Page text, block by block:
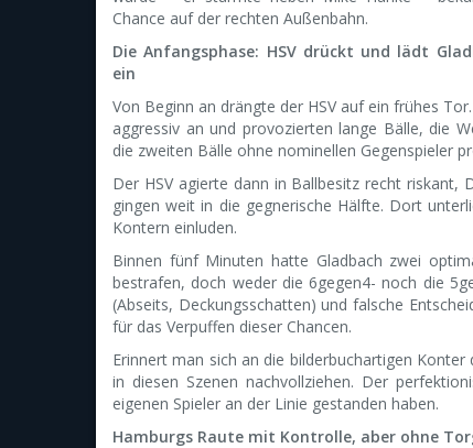
Chance auf der rechten Außenbahn.
Die Anfangsphase: HSV drückt und lädt
ein
Von Beginn an drängte der HSV auf ein frühes
aggressiv an und provozierten lange Bälle, die
die zweiten Bälle ohne nominellen Gegenspieler
Der HSV agierte dann in Ballbesitz recht riskant,
gingen weit in die gegnerische Hälfte. Dort
Kontern einluden.
Binnen fünf Minuten hatte Gladbach zwei
bestrafen, doch weder die 6gegen4- noch die
(Abseits, Deckungsschatten) und falsche
für das Verpuffen dieser Chancen.
Erinnert man sich an die bilderbuchartigen
in diesen Szenen nachvollziehen. Der
eigenen Spieler an der Linie gestanden haben.
Hamburgs Raute mit Kontrolle, aber ohne